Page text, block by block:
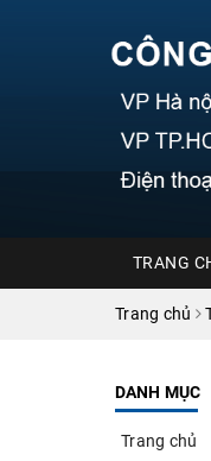
TRANG
Trang chủ
DANH MỤC
Trang chủ